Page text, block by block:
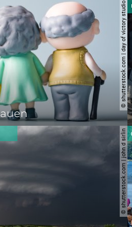
© shutterstock.com | day of victory studio
© shutterstock.com | john d sirlin